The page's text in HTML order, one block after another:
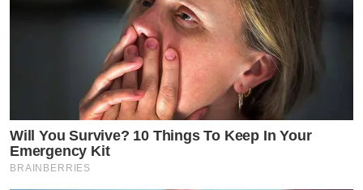
Will You Survive? 10 Things To Keep In Your
Emergency Kit
BRAINBERRIES